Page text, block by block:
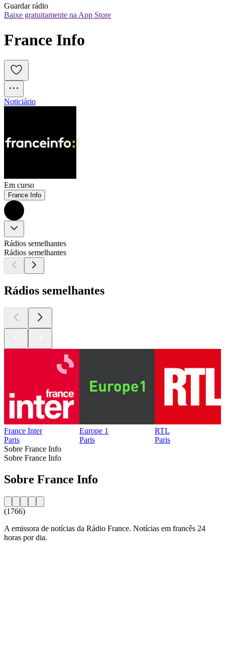
Guardar rádio
Baixe gratuitamente na App Store
France Info
Noticiário
Em curso
France Info
Rádios semelhantes
Rádios semelhantes
Rádios semelhantes
France Inter
Paris
Europe 1
Paris
RTL
Paris
Sobre France Info
Sobre France Info
Sobre France Info
(1766)
A emissora de notícias da Rádio France. Notícias em francês 24
horas por dia.